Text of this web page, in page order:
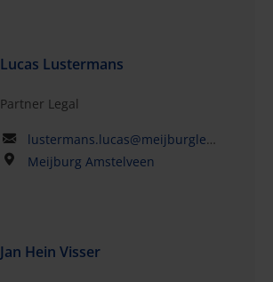
Lucas Lustermans
Partner Legal
lustermans.lucas@meijburglegal.com
Meijburg Amstelveen
Jan Hein Visser